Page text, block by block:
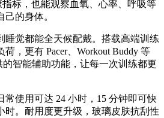
指标，也能观察血氧、心率、呼吸等
的身体。
睡觉都能全天候配戴。搭载高端训练
，更有 Pacer、Workout Buddy 等
的智能辅助功能，让每一次训练都更
常使用可达 24 小时，15 分钟即可快
时。耐用度更升级，玻璃皮肤抗刮性